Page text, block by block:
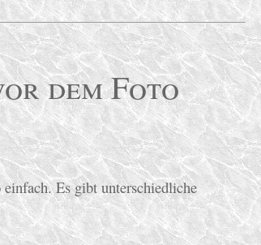
dem Foto
Es gibt unterschiedliche